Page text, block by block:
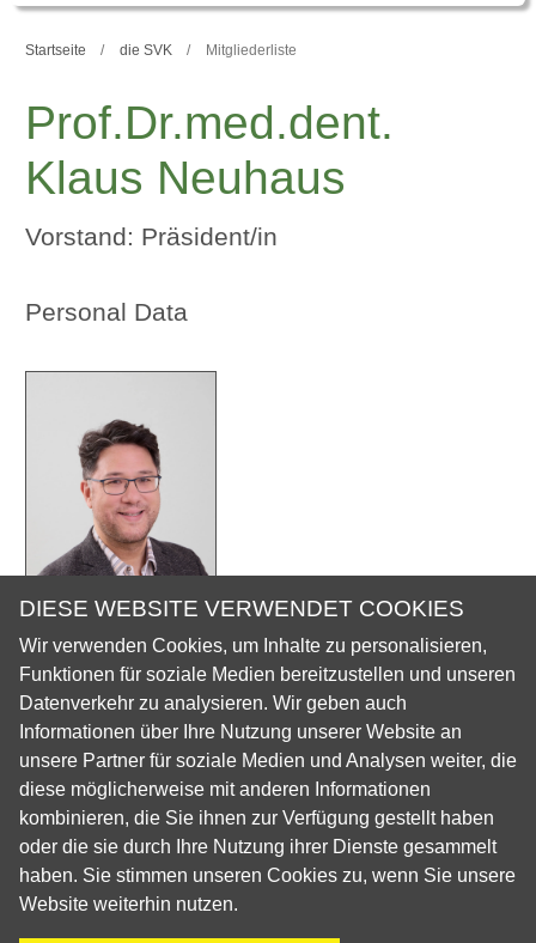
DIESE WEBSITE VERWENDET COOKIES
Wir verwenden Cookies, um Inhalte zu personalisieren,
Funktionen für soziale Medien bereitzustellen und unseren
Datenverkehr zu analysieren. Wir geben auch
Informationen über Ihre Nutzung unserer Website an
unsere Partner für soziale Medien und Analysen weiter, die
diese möglicherweise mit anderen Informationen
kombinieren, die Sie ihnen zur Verfügung gestellt haben
oder die sie durch Ihre Nutzung ihrer Dienste gesammelt
haben. Sie stimmen unseren Cookies zu, wenn Sie unsere
Website weiterhin nutzen.
Startseite die SVK Mitgliederliste
Prof.Dr.med.dent.
Klaus Neuhaus
Vorstand: Präsident/in
Personal Data
Vorname
Klaus
Nachname
Neuhaus
Adresse
Lagerstrasse 14
3360 Herzogenbuchsee
E-Mail
klaus.neuhaus@n-dent.ch
Prof.Dr.med.dent. Klaus Neuhaus
kontaktieren